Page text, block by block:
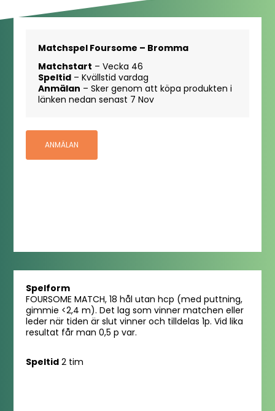
Matchspel Foursome – Bromma
Matchstart – Vecka 46
Speltid – Kvällstid vardag
Anmälan – Sker genom att köpa produkten i
länken nedan senast 7 Nov
ANMÄLAN
Spelform
FOURSOME MATCH, 18 hål utan hcp (med puttning,
gimmie <2,4 m). Det lag som vinner matchen eller
leder när tiden är slut vinner och tilldelas 1p. Vid lika
resultat får man0,5 p var.
Speltid 2 tim